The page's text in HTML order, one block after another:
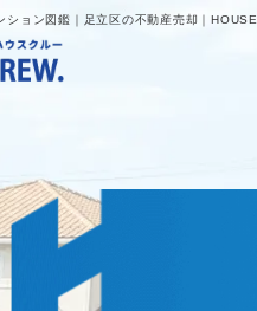
ション図鑑｜足立区の不動産売却｜